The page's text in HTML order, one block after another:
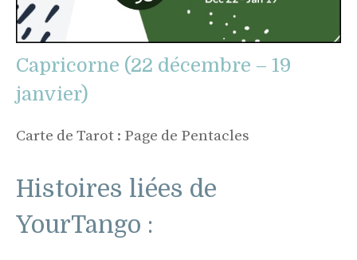
Capricorne (22 décembre – 19
janvier)
Carte de Tarot : Page de Pentacles
Histoires liées de
YourTango :